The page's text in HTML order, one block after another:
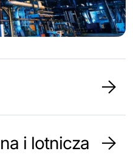
i lotnicza